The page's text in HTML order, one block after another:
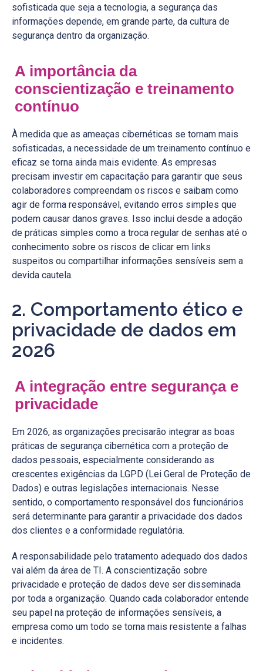
sofisticada que seja a tecnologia, a segurança das
informações depende, em grande parte, da cultura de
segurança dentro da organização.
A importância da
conscientização e treinamento
contínuo
À medida que as ameaças cibernéticas se tornam mais
sofisticadas, a necessidade de um treinamento contínuo e
eficaz se torna ainda mais evidente. As empresas
precisam investir em capacitação para garantir que seus
colaboradores compreendam os riscos e saibam como
agir de forma responsável, evitando erros simples que
podem causar danos graves. Isso inclui desde a adoção
de práticas simples como a troca regular de senhas até o
conhecimento sobre os riscos de clicar em links
suspeitos ou compartilhar informações sensíveis sem a
devida cautela.
2. Comportamento ético e
privacidade de dados em
2026
A integração entre segurança e
privacidade
Em 2026, as organizações precisarão integrar as boas
práticas de segurança cibernética com a proteção de
dados pessoais, especialmente considerando as
crescentes exigências da LGPD (Lei Geral de Proteção de
Dados) e outras legislações internacionais. Nesse
sentido, o comportamento responsável dos funcionários
será determinante para garantir a privacidade dos dados
dos clientes e a conformidade regulatória.
A responsabilidade pelo tratamento adequado dos dados
vai além da área de TI. A conscientização sobre
privacidade e proteção de dados deve ser disseminada
por toda a organização. Quando cada colaborador entende
seu papel na proteção de informações sensíveis, a
empresa como um todo se torna mais resistente a falhas
e incidentes.